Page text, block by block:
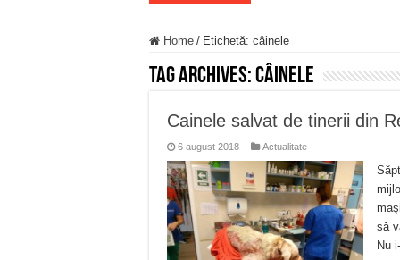
ANUNŢ OPRIRE ANUNŢ
Anunț important – Închidere
Miresme de lavandă, mentă
ANUNȚ OPRIRE APĂ în
ANUNŢ OPRIRE APĂ în
ANUNŢ OPRIRE APĂ în
ANUNȚ OPRIRE APĂ în
Home / Etichetă: câinele
Tag Archives:câinele
Cainele salvat de tinerii din
6 august 2018 Actualitate
să
Nu